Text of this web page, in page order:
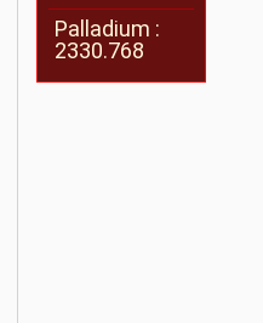
Palladium :
2330.768